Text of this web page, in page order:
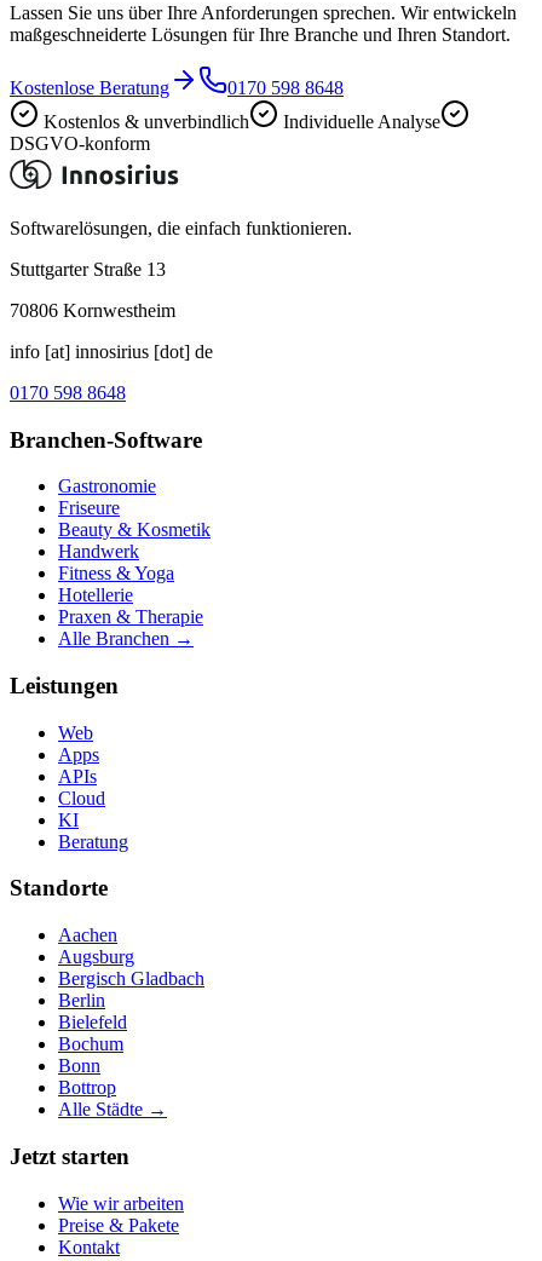
Lassen Sie uns über Ihre Anforderungen sprechen. Wir entwickeln
maßgeschneiderte Lösungen für Ihre Branche und Ihren Standort.
Kostenlose Beratung
0170 598 8648
Kostenlos & unverbindlich
Individuelle Analyse
DSGVO-konform
Softwarelösungen, die einfach funktionieren.
Stuttgarter Straße 13
70806 Kornwestheim
info [at] innosirius [dot] de
0170 598 8648
Branchen-Software
Gastronomie
Friseure
Beauty & Kosmetik
Handwerk
Fitness & Yoga
Hotellerie
Praxen & Therapie
Alle Branchen →
Leistungen
Web
Apps
APIs
Cloud
KI
Beratung
Standorte
Aachen
Augsburg
Bergisch Gladbach
Berlin
Bielefeld
Bochum
Bonn
Bottrop
Alle Städte →
Jetzt starten
Wie wir arbeiten
Preise & Pakete
Kontakt